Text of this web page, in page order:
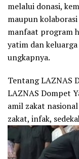
melalui donasi,
maupun
manfaat program
yatim dan
ungkapnya.
Tentang LAZNAS
LAZNAS Dompet
amil zakat
zakat, infak,